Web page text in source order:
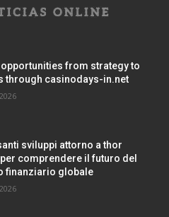
opportunities from strategy to
through casinodays-in.net
sviluppi attorno a thor
comprendere il futuro del
finanziario globale